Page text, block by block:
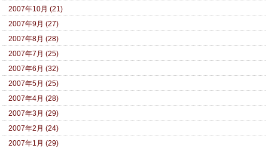
2007年10月 (21)
2007年9月 (27)
2007年8月 (28)
2007年7月 (25)
2007年6月 (32)
2007年5月 (25)
2007年4月 (28)
2007年3月 (29)
2007年2月 (24)
2007年1月 (29)